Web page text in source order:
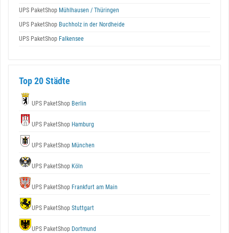
UPS PaketShop Mühlhausen / Thüringen
UPS PaketShop Buchholz in der Nordheide
UPS PaketShop Falkensee
Top 20 Städte
UPS PaketShop Berlin
UPS PaketShop Hamburg
UPS PaketShop München
UPS PaketShop Köln
UPS PaketShop Frankfurt am Main
UPS PaketShop Stuttgart
UPS PaketShop Dortmund